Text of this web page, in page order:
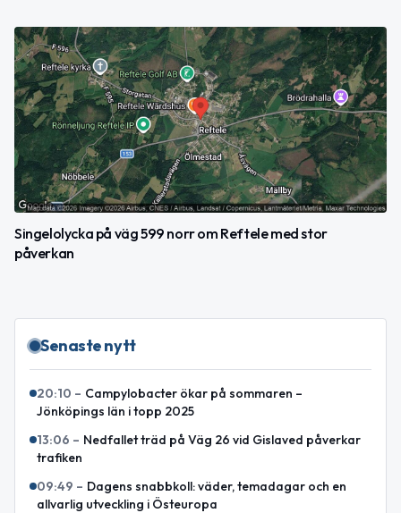
Singelolycka på väg 599 norr om Reftele med stor
påverkan
Senaste nytt
20:10 – Campylobacter ökar på sommaren –
Jönköpings län i topp 2025
13:06 – Nedfallet träd på Väg 26 vid Gislaved påverkar
trafiken
09:49 – Dagens snabbkoll: väder, temadagar och en
allvarlig utveckling i Östeuropa